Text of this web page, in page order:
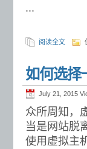
...
阅读全文
如何选择
July 21, 2015
众所周知，
当是网站脱
使用虚拟主